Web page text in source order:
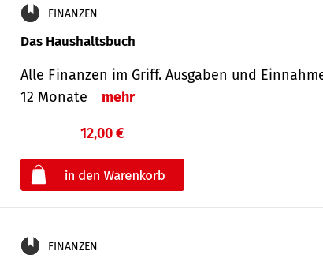
FINANZEN
Das Haushaltsbuch
Alle Finanzen im Griff. Aus­gaben und
12 Monate
mehr
12,00 €
FINANZEN